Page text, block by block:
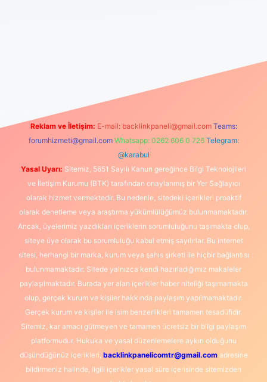
Reklam ve İletişim: E-mail: backlinkpaneli@gmail.com Teams:
forumhizmeti@gmail.com Whatsapp: 0262 606 0 726 Telegram:
@karabul
Yasal Uyarı: Sitemiz, 5651 Sayılı Kanun gereğince Bilgi Teknolojileri
ve İletişim Kurumu (BTK) tarafından onaylanmış bir Yer Sağlayıcı
olarak hizmet vermektedir. Bu nedenle, sitedeki içerikleri proaktif
olarak denetleme veya araştırma yükümlülüğümüz bulunmamaktadır.
Ancak, üyelerimiz yazdıkları içeriklerin sorumluluğunu taşımakta olup,
siteye üye olarak bu sorumluluğu kabul etmiş sayılırlar. Bu internet
sitesi, herhangi bir marka, kurum veya şahıs şirketi ile hiçbir bağlantısı
bulunmamaktadır. Sitede yalnızca kendi hazırladığımız makaleler
paylaşılmaktadır. Burada yer alan içerikler haber niteliği taşımamakta
olup, gerçek kurum ve kişiler hakkında paylaşım yapılmamaktadır.
Gerçek kurum ve kişiler ile isim benzerlikleri tamamen tesadüfidir.
Sitemiz, kar amacı gütmeyen ve tamamen ücretsiz bir bilgi paylaşım
platformudur. Hukuka ve yasal düzenlemelere aykırı olduğunu
düşündüğünüz içerikleri, backlinkpanelicomtr@gmail.comadresine
bildirmeniz halinde, ilgili içerikler yasal süre içerisinde sitemizden